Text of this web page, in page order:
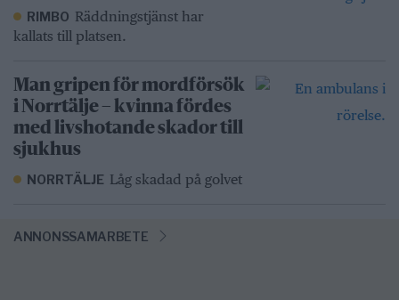
RIMBO Räddningstjänst har
kallats till platsen.
Man gripen för mordförsök
i Norrtälje – kvinna fördes
med livshotande skador till
sjukhus
NORRTÄLJE Låg skadad på golvet
ANNONSSAMARBETE